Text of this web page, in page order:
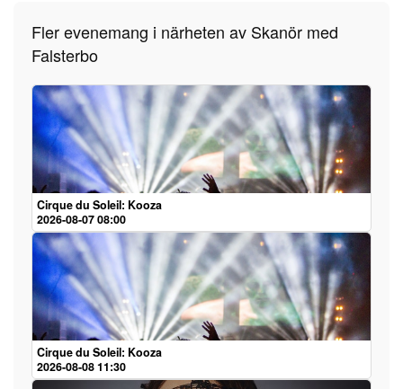
Fler evenemang i närheten av Skanör med
Falsterbo
Cirque du Soleil: Kooza
2026-08-07 08:00
Cirque du Soleil: Kooza
2026-08-08 11:30